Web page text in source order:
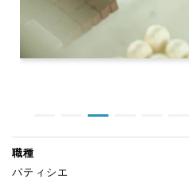
職種
パティシエ